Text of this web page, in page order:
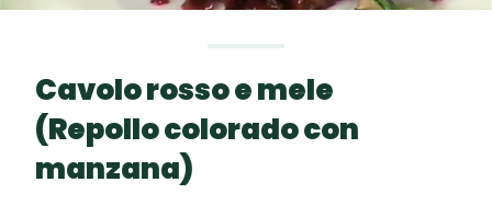
Galletas con
Chispas de
Cavolo rosso e mele
(Repollo colorado con
manzana)